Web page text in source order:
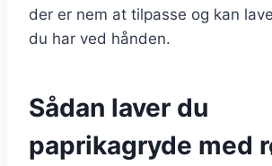
der er nem at tilpasse og kan
du har ved hånden.
Sådan laver du
paprikagryde med